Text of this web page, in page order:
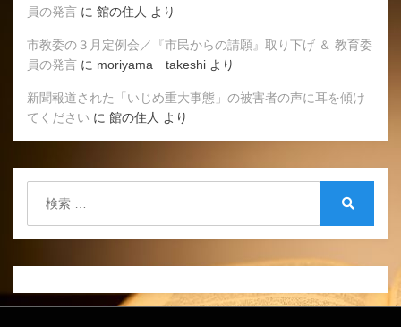
員の発言 に 館の住人 より
市教委の３月定例会／『市民からの請願』取り下げ ＆ 教育委
員の発言 に moriyama takeshi より
新聞報道された「いじめ重大事態」の被害者の声に耳を傾け
てください に 館の住人 より